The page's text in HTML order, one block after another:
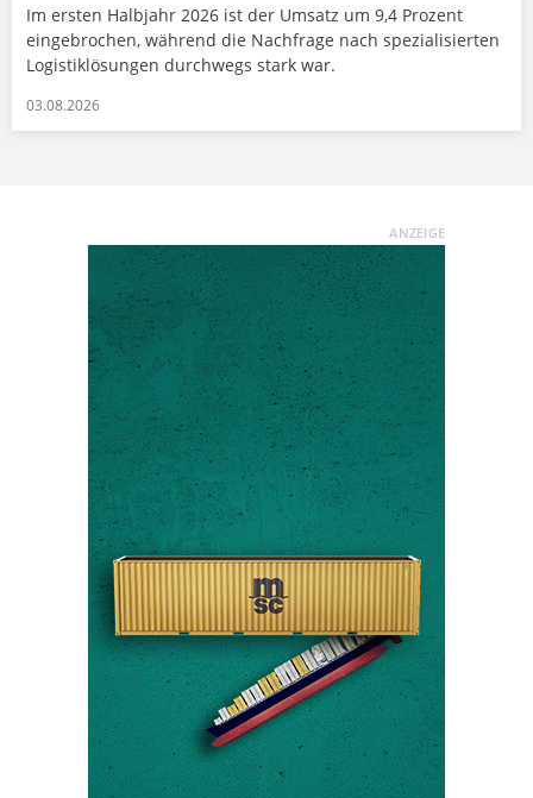
Im ersten Halbjahr 2026 ist der Umsatz um 9,4 Prozent
eingebrochen, während die Nachfrage nach spezialisierten
Logistiklösungen durchwegs stark war.
03.08.2026
ANZEIGE